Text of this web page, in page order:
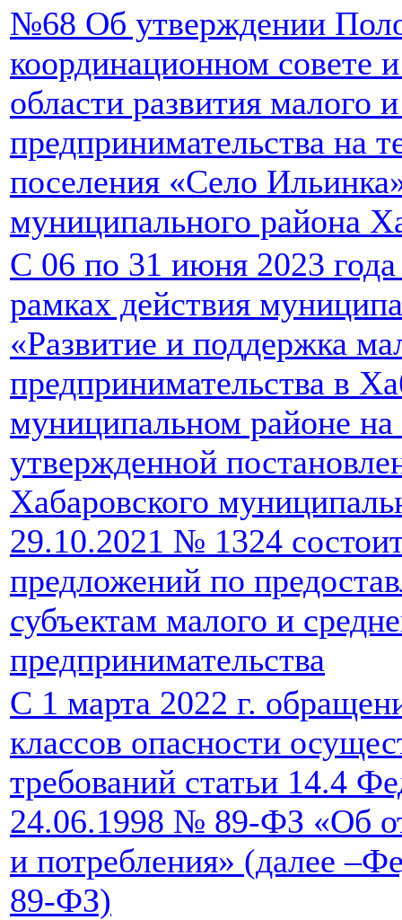
№68 Об утверждении
координационном совете
области развития малого
предпринимательства на
поселения «Село
муниципального района
С 06 по 31 июня 2023
рамках действия
«Развитие и поддержка
предпринимательства в
муниципальном районе
утвержденной
Хабаровского
29.10.2021 № 1324
предложений по
субъектам малого и
предпринимательства
С 1 марта 2022 г.
классов опасности
требований статьи 14.4
24.06.1998 № 89-ФЗ «Об
и потребления» (далее
89-ФЗ)